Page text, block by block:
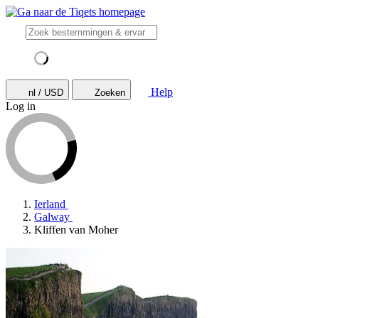
nl / USD Zoeken
Help
Log in
Ierland
Galway
Kliffen van Moher